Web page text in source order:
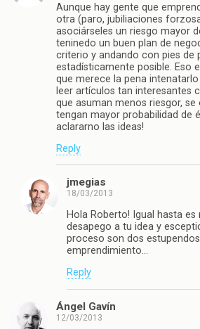
Aunque hay gente que
otra (paro, jubiliaciones
asociárseles un riesgo mayor
teninedo un buen plan de
criterio y andando con pies de
estadísticamente posible. Eso
que merece la pena
leer artículos tan interesantes
que asuman menos riesgor,
tengan mayor probabilidad de
aclararno las ideas!
Reply
jmegias
18/03/2013
Hola Roberto! Igual hasta
desapego a tu idea y
proceso son dos
emprendimiento…
Reply
Ángel Gavín
12/03/2013